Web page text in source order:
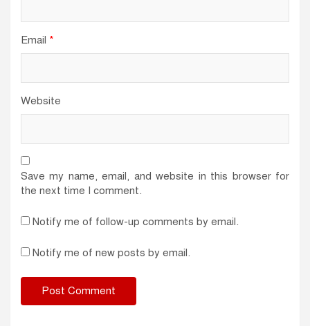
Email *
Website
Save my name, email, and website in this browser for
the next time I comment.
Notify me of follow-up comments by email.
Notify me of new posts by email.